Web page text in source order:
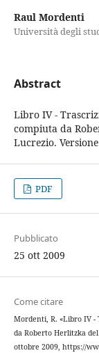
Raul Mordenti
Università degli
Abstract
Libro IV -
compiuta da
Lucrezio.
PDF
Pubblicato
25 ott 2009
Come citare
Mordenti, R. «Libro IV
da Roberto Herlitzka
ottobre 2009, https://